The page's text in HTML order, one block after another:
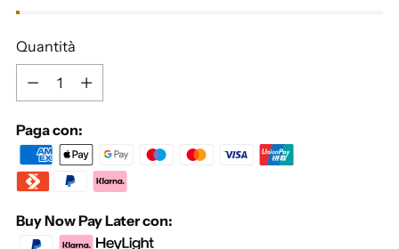
Quantità
Quantità
Paga con:
Buy Now Pay Later con: